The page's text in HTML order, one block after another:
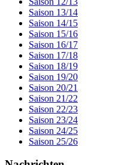
Saison 13/14
Saison 14/15
Saison 15/16
Saison 16/17
Saison 17/18
Saison 18/19
Saison 19/20
Saison 20/21
Saison 21/22
Saison 22/23
Saison 23/24
Saison 24/25
Saison 25/26